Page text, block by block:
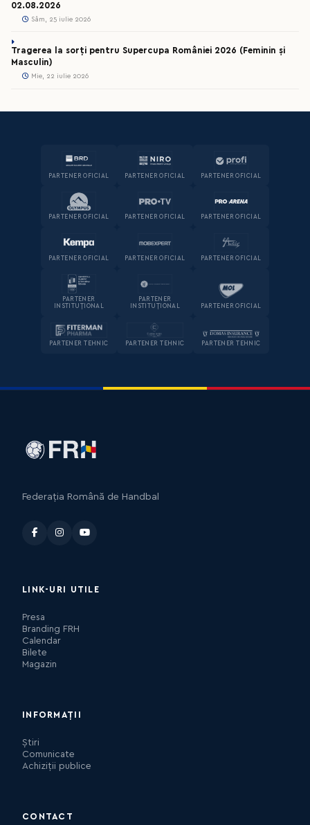
02.08.2026
Sâm, 25 iulie 2026
Tragerea la sorți pentru Supercupa României 2026 (Feminin și
Masculin)
Mie, 22 iulie 2026
PARTENER OFICIAL PARTENER OFICIAL PARTENER OFICIAL
PARTENER OFICIAL PARTENER OFICIAL PARTENER OFICIAL
PARTENER OFICIAL PARTENER OFICIAL PARTENER OFICIAL
PARTENER
INSTITUȚIONAL
PARTENER
INSTITUȚIONAL
PARTENER OFICIAL
PARTENER TEHNIC PARTENER TEHNIC PARTENER TEHNIC
Federația Română de Handbal
LINK-URI UTILE
Presa
Branding FRH
Calendar
Bilete
Magazin
INFORMAȚII
Știri
Comunicate
Achiziții publice
CONTACT